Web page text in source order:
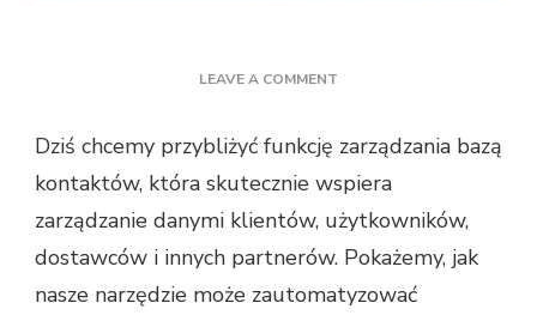
LEAVE A COMMENT
ZWIĄZANYCH
Z
BAZĄ
KONTAKTÓW
Dziś chcemy przybliżyć funkcję zarządzania bazą
kontaktów, która skutecznie wspiera
zarządzanie danymi klientów, użytkowników,
dostawców i innych partnerów. Pokażemy, jak
nasze narzędzie może zautomatyzować